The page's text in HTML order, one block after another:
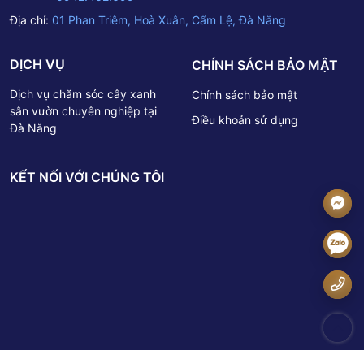
Địa chỉ: 01 Phan Triêm, Hoà Xuân, Cẩm Lệ, Đà Nẵng
DỊCH VỤ
Dịch vụ chăm sóc cây xanh
sân vườn chuyên nghiệp tại
Đà Nẵng
CHÍNH SÁCH BẢO MẬT
Chính sách bảo mật
Điều khoản sử dụng
KẾT NỐI VỚI CHÚNG TÔI